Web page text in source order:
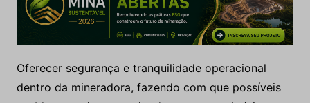
Oferecer segurança e tranquilidade operacional
dentro da mineradora, fazendo com que possíveis